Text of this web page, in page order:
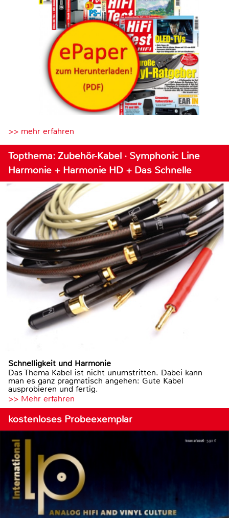
>> mehr erfahren
Topthema: Zubehör-Kabel · Symphonic Line
Harmonie + Harmonie HD + Das Schnelle
Schnelligkeit und Harmonie
Das Thema Kabel ist nicht unumstritten. Dabei kann
man es ganz pragmatisch angehen: Gute Kabel
ausprobieren und fertig.
>> Mehr erfahren
kostenloses Probeexemplar